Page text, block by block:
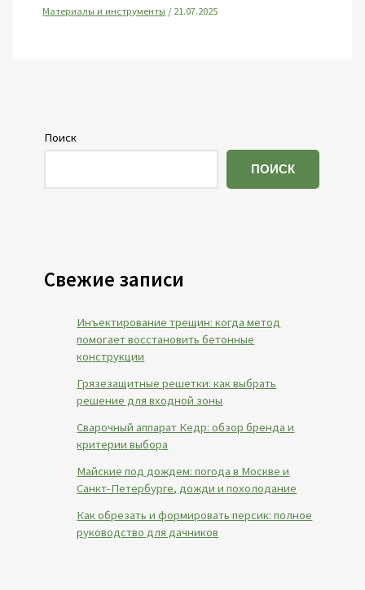
Материалы и инструменты /21.07.2025
Поиск
ПОИСК
Свежие записи
Инъектирование трещин: когда метод
помогает восстановить бетонные
конструкции
Грязезащитные решетки: как выбрать
решение для входной зоны
Сварочный аппарат Кедр: обзор бренда и
критерии выбора
Майские под дождем: погода в Москве и
Санкт-Петербурге, дожди и похолодание
Как обрезать и формировать персик: полное
руководство для дачников